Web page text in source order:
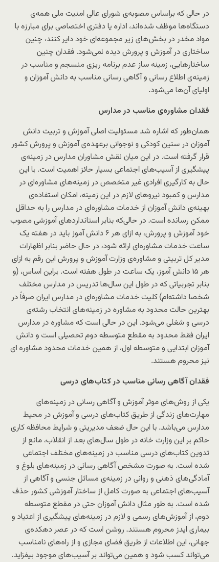
در حالی که براساس مصوبه‌ی شورای عالی امنیت ملی همه‌ی
دستگاه‌ها موظف شده‌اند، اداره یا دفتری اختصاصی برای مبارزه با
مواد مخدر در بخش‌های زیر مجموعه‌ای خود دایر کنند، چنین
ساختاری در آموزش و پرورش دیده نمی‌شود. فقدان چنین
ساختارهایی، زمینه ساز عدم برنامه ریزی منسجم و مناسب در
زمینه‌ی اطلاع رسانی و آگاهی رسانی مناسب به دانش آموزان و
اولیای آن‌ها می‌شود.
فقدان مشاوره‌ی مناسب در مدارس
همان‌طور که اشاره شد مسئولیت اصلی آموزش و تربیت دانش
آموزان در سنین کودکی و نوجوانی برعهده‌ی آموزش و پرورش کشور
قرار گرفته است. در این میان نقش مشاوران مدارس در زمینه‌ی
پیشگیری از آسیب‌های اجتماعی بسیار حائز اهمیت است. با این
حال به کارگیری افرادی غیر متخصص در زمینه‌های مشاوره‌ای در
مدارس و کمبود نیروهای لازم در این زمینه، امکان استفاده‌ی
بهینه‌ی دانش آموزان از خدمات مشاوره‌ای در مدارس را به حداقل
ممکن رسانده است. در حالی‌که بنابر استانداردهای آموزشی مصوب
خود آموزش و پرورش، به ازای هر ۶ دانش آموز باید در هفته یک
ساعت خدمات مشاوره‌ای ارائه شود، در حال حاضر بنابر اظهارات
مدیر کل تربیتی و مشاوره‌ی وزارت آموزش و پرورش این رقم به ازای
هر ۱۵ دانش آموز، یک ساعت در طول هفته است. براین اساس، (و
بنابر تجربیاتی که در طول این سال‌ها تدریس در مدارس مختلف
شخصا داشته‌ام) کلیت خدمات مشاوره‌ای در مدارس ایران صرفاً در
بهترین حالت محدود به مشاوره در زمینه‌های انتخاب رشته‌ی
درسی و شغلی می‌شود. این در حالی است که مشاوره در مدارس
ایران فقط محدود به مقطع متوسطه دوم تحصیلی است و دانش
آموزان ابتدایی و متوسطه اول، از همین خدمات محدود مشاوره ای
نیز محروم هستند.
فقدان آگاهی رسانی مناسب در کتاب‌های درسی
یکی از روش‌های موثر آموزش و آگاهی رسانی در زمینه‌های
مهارت‌های زندگی از طریق کتاب‌های درسی و آموزش در محیط
مدارس می‌باشد. با این حال ضعف مدیریتی و شرایط محافظه کاری
حاکم بر این وزارت خانه در طول سال‌های بعد از انقلاب، مانع از
تدوین کتاب‌های درسی مناسب در زمینه‌های مختلف اجتماعی
شده است. به صورت مشخص آگاهی رسانی در زمینه‌های بلوغ و
آمادگی‌های ذهنی و روانی در زمینه‌ی مسائل جنسی و آگاهی از
آسیب‌های اجتماعی به صورت کامل از ساختار آموزشی کشور حذف
شده است. به طور مثال دانش آموزان حتی در مقطع متوسطه
دوم، از آموزش‌های رسمی و لازم در زمینه‌های پیشگیری از اعتیاد و
بیماری ایدز محروم هستند. روشن است که در عصر دهکده‌ی
جهانی، این اطلاعات از طریق فضای مجازی و از راه‌های نامناسب
می‌تواند کسب شود و همین می‌تواند بر آسیب‌های موجود بیفزاید.